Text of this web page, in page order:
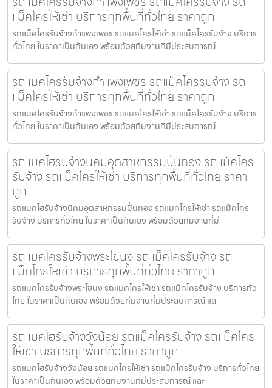
แม็คโครให้เช่า บริการทุกพื้นที่ทั่วไทย ราคาถูก
รถแม็คโครรับจ้างกำแพงเพชร รถแมคโครให้เช่า รถแม็คโครรับจ้าง บริการ
ทั่วไทย ในราคาเป็นกันเอง พร้อมด้วยทีมงานที่มีประสบการณ์
รถแมคโครรับจ้างกำแพงเพชร รถแม็คโครรับจ้าง รถ
แม็คโครให้เช่า บริการทุกพื้นที่ทั่วไทย ราคาถูก
รถแมคโครรับจ้างกำแพงเพชร รถแมคโครให้เช่า รถแม็คโครรับจ้าง บริการ
ทั่วไทย ในราคาเป็นกันเอง พร้อมด้วยทีมงานที่มีประสบการณ์
รถแบคโฮรับจ้างนิคมอุตสาหกรรมปิ่นทอง รถแม็คโคร
รับจ้าง รถแม็คโครให้เช่า บริการทุกพื้นที่ทั่วไทย ราคา
ถูก
รถแบคโฮรับจ้างนิคมอุตสาหกรรมปิ่นทอง รถแมคโครให้เช่า รถแม็คโคร
รับจ้าง บริการทั่วไทย ในราคาเป็นกันเอง พร้อมด้วยทีมงานที่มี
รถแมคโครรับจ้างพระโขนง รถแม็คโครรับจ้าง รถ
แม็คโครให้เช่า บริการทุกพื้นที่ทั่วไทย ราคาถูก
รถแมคโครรับจ้างพระโขนง รถแมคโครให้เช่า รถแม็คโครรับจ้าง บริการทั่ว
ไทย ในราคาเป็นกันเอง พร้อมด้วยทีมงานที่มีประสบการณ์ แล
รถแบคโฮรับจ้างวังน้อย รถแม็คโครรับจ้าง รถแม็คโคร
ให้เช่า บริการทุกพื้นที่ทั่วไทย ราคาถูก
รถแบคโฮรับจ้างวังน้อย รถแมคโครให้เช่า รถแม็คโครรับจ้าง บริการทั่วไทย
ในราคาเป็นกันเอง พร้อมด้วยทีมงานที่มีประสบการณ์ และ